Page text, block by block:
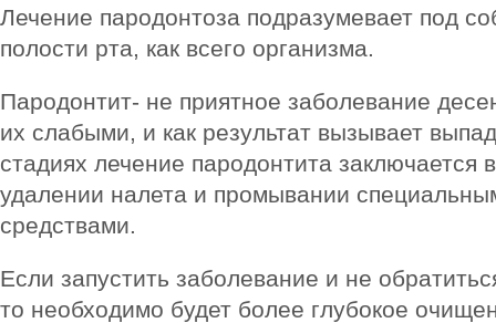
Лечение пародонтоза подразумевает под
полости рта, как всего организма.
Пародонтит- не приятное заболевание
их слабыми, и как результат вызывает
стадиях лечение пародонтита заключается
удалении налета и промывании
средствами.
Если запустить заболевание и не
то необходимо будет более глубокое